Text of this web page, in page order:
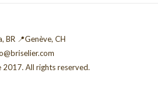
BR 📍Genève, CH
2017. All rights reserved.